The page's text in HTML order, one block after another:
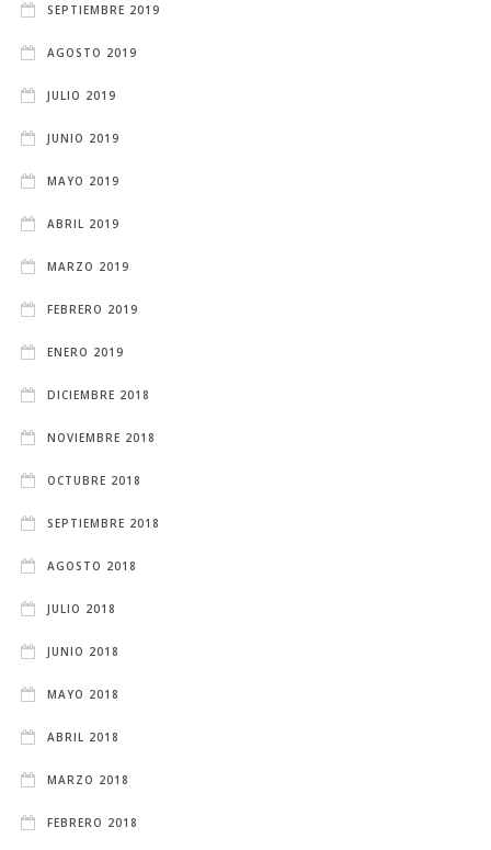
SEPTIEMBRE 2019
AGOSTO 2019
JULIO 2019
JUNIO 2019
MAYO 2019
ABRIL 2019
MARZO 2019
FEBRERO 2019
ENERO 2019
DICIEMBRE 2018
NOVIEMBRE 2018
OCTUBRE 2018
SEPTIEMBRE 2018
AGOSTO 2018
JULIO 2018
JUNIO 2018
MAYO 2018
ABRIL 2018
MARZO 2018
FEBRERO 2018